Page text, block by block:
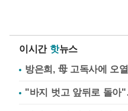
이시간 핫뉴스
방은희, 母 고독사에 오
"바지 벗고 앞뒤로 돌아